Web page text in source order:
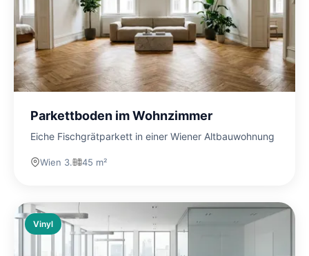
Parkettboden im Wohnzimmer
Eiche Fischgrätparkett in einer Wiener Altbauwohnung
Wien 3. 45 m²
Vinyl